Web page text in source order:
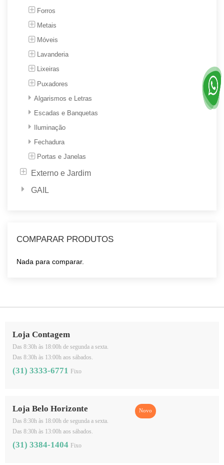
Forros
Metais
Móveis
Lavanderia
Lixeiras
Puxadores
Algarismos e Letras
Escadas e Banquetas
Iluminação
Fechadura
Portas e Janelas
Externo e Jardim
GAIL
COMPARAR PRODUTOS
Nada para comparar.
Loja Contagem
Das 8:30h às 18:00h de segunda a sexta.
Das 8:30h às 13:00h aos sábados.
(31) 3333-6771 Fixo
Loja Belo Horizonte
Das 8:30h às 18:00h de segunda a sexta.
Das 8:30h às 13:00h aos sábados.
(31) 3384-1404 Fixo